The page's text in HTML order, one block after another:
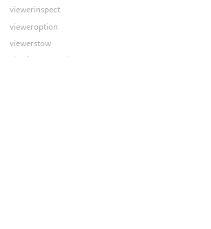
viewerinspect
vieweroption
viewerstow
viewforeground